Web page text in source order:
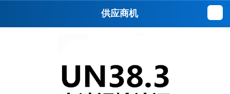
供应商机